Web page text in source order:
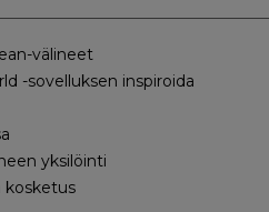
välineet
-sovelluksen inspiroida
yksilöinti
kosketus